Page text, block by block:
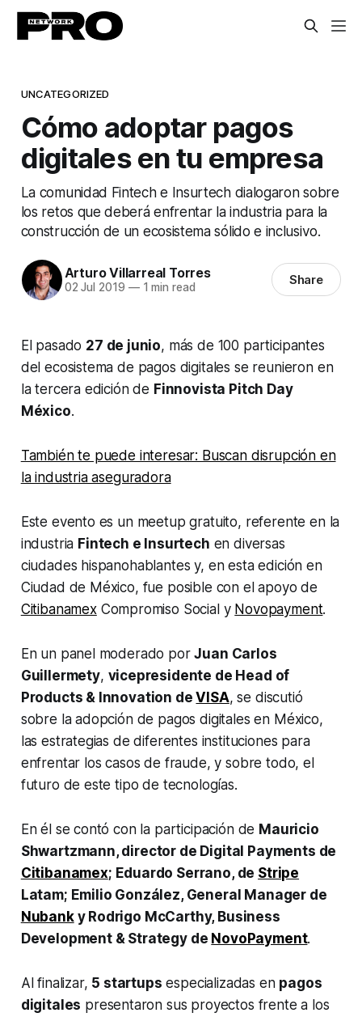
UNCATEGORIZED
Cómo adoptar pagos
digitales en tu empresa
La comunidad Fintech e Insurtech dialogaron sobre
los retos que deberá enfrentar la industria para la
construcción de un ecosistema sólido e inclusivo.
Arturo Villarreal Torres
02 Jul 2019 —1 min read Share
El pasado 27 de junio, más de 100 participantes
del ecosistema de pagos digitales se reunieron en
la tercera edición de Finnovista Pitch Day
México.
También te puede interesar: Buscan disrupción en
la industria aseguradora
Este evento es un meetup gratuito, referente en la
industria Fintech e Insurtech en diversas
ciudades hispanohablantes y, en esta edición en
Ciudad de México, fue posible con el apoyo de
CitibanamexCompromiso Social y Novopayment.
En un panel moderado porJuan Carlos
Guillermety, vicepresidente de Head of
Products & Innovation deVISA, se discutió
sobre la adopción de pagos digitales en México,
las estrategias de diferentes instituciones para
enfrentar los casos de fraude, y sobre todo, el
futuro de este tipo de tecnologías.
En él se contó con la participación de Mauricio
Shwartzmann, director de Digital Payments de
Citibanamex; Eduardo Serrano, de Stripe
Latam; Emilio González, General Manager de
Nubanky Rodrigo McCarthy, Business
Development & Strategy de NovoPayment.
Al finalizar, 5 startups especializadas en pagos
digitales presentaron sus proyectos frente a los